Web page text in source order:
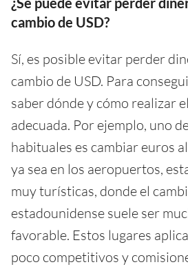
cambio de USD?
Sí, es posible evitar perder
cambio de USD. Para
saber dónde y cómo realizar
adecuada. Por ejemplo, uno
habituales es cambiar euros
ya sea en los aeropuertos,
muy turísticas, donde el
estadounidense suele ser
favorable. Estos lugares
poco competitivos y